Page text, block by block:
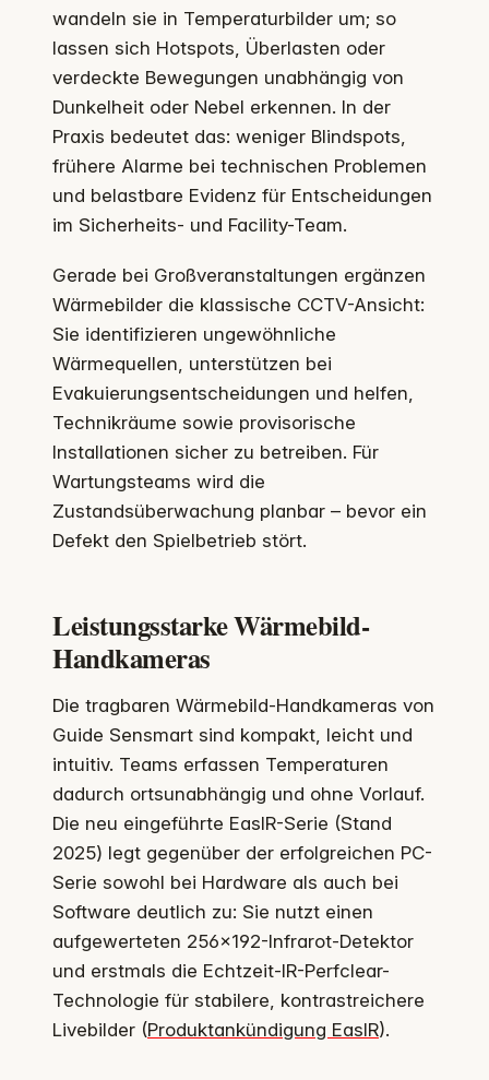
wandeln sie in Temperaturbilder um; so
lassen sich Hotspots, Überlasten oder
verdeckte Bewegungen unabhängig von
Dunkelheit oder Nebel erkennen. In der
Praxis bedeutet das: weniger Blindspots,
frühere Alarme bei technischen Problemen
und belastbare Evidenz für Entscheidungen
im Sicherheits- und Facility-Team.
Gerade bei Großveranstaltungen ergänzen
Wärmebilder die klassische CCTV-Ansicht:
Sie identifizieren ungewöhnliche
Wärmequellen, unterstützen bei
Evakuierungsentscheidungen und helfen,
Technikräume sowie provisorische
Installationen sicher zu betreiben. Für
Wartungsteams wird die
Zustandsüberwachung planbar – bevor ein
Defekt den Spielbetrieb stört.
Leistungsstarke Wärmebild-
Handkameras
Die tragbaren Wärmebild-Handkameras von
Guide Sensmart sind kompakt, leicht und
intuitiv. Teams erfassen Temperaturen
dadurch ortsunabhängig und ohne Vorlauf.
Die neu eingeführte EasIR-Serie (Stand
2025) legt gegenüber der erfolgreichen PC-
Serie sowohl bei Hardware als auch bei
Software deutlich zu: Sie nutzt einen
aufgewerteten 256×192-Infrarot-Detektor
und erstmals die Echtzeit-IR-Perfclear-
Technologie für stabilere, kontrastreichere
Livebilder (Produktankündigung EasIR).